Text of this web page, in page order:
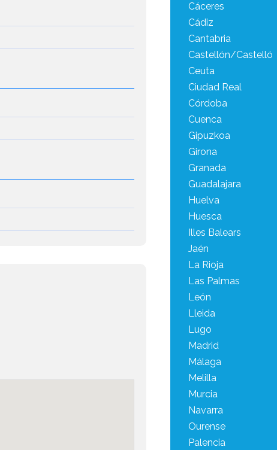
Cáceres
Cádiz
Cantabria
Castellón/Castelló
Ceuta
Ciudad Real
Córdoba
Cuenca
Gipuzkoa
Girona
Granada
Guadalajara
Huelva
Huesca
Illes Balears
Jaén
La Rioja
Las Palmas
León
Lleida
Lugo
Madrid
Málaga
Melilla
Murcia
Navarra
Ourense
Palencia